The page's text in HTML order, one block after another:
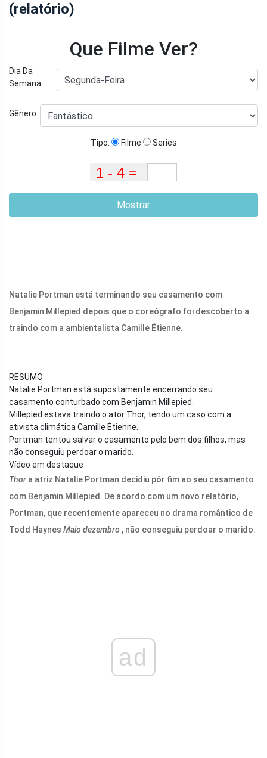
(relatório)
Que Filme Ver?
Dia Da
Semana:
Gênero:
Tipo: Filme Series
Mostrar
Natalie Portman está terminando seu casamento com
Benjamin Millepied depois que o coreógrafo foi descoberto a
traindo com a ambientalista Camille Étienne.
RESUMO
Natalie Portman está supostamente encerrando seu
casamento conturbado com Benjamin Millepied.
Millepied estava traindo o ator Thor, tendo um caso com a
ativista climática Camille Étienne.
Portman tentou salvar o casamento pelo bem dos filhos, mas
não conseguiu perdoar o marido.
Vídeo em destaque
Thor a atriz Natalie Portman decidiu pôr fim ao seu casamento
com Benjamin Millepied. De acordo com um novo relatório,
Portman, que recentemente apareceu no drama romântico de
Todd Haynes Maio dezembro , não conseguiu perdoar o marido.
ad